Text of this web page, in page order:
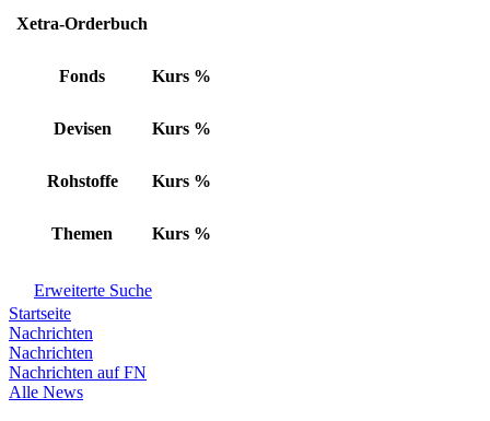
Xetra-Orderbuch
Fonds Kurs %
Devisen Kurs %
Rohstoffe Kurs %
Themen Kurs %
Erweiterte Suche
Startseite
Nachrichten
Nachrichten
Nachrichten auf FN
Alle News